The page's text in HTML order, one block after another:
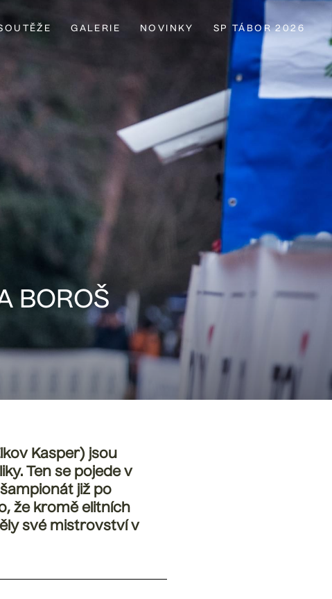
GALERIE NOVINKY SP TÁBOR 2026
BOROŠ
Kasper) jsou
Ten se pojede v
již po
že kromě elitních
své mistrovství v